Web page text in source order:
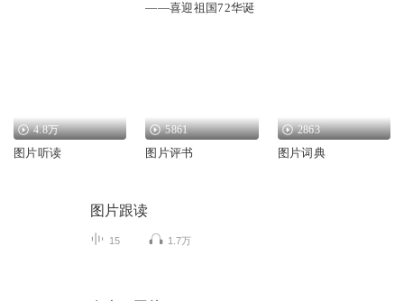
——喜迎祖国72华诞
4.8万
图片听读
5861
图片评书
2863
图片词典
图片跟读
15 1.7万